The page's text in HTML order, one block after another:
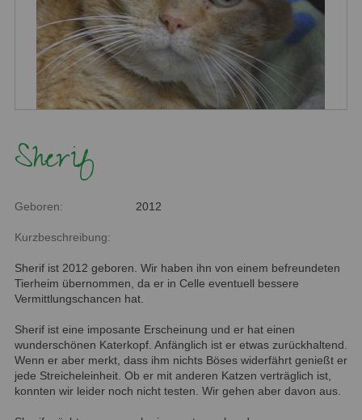
Sherif
Geboren: 2012
Kurzbeschreibung:
Sherif ist 2012 geboren. Wir haben ihn von einem befreundeten
Tierheim übernommen, da er in Celle eventuell bessere
Vermittlungschancen hat.
Sherif ist eine imposante Erscheinung und er hat einen
wunderschönen Katerkopf. Anfänglich ist er etwas zurückhaltend.
Wenn er aber merkt, dass ihm nichts Böses widerfährt genießt er
jede Streicheleinheit. Ob er mit anderen Katzen verträglich ist,
konnten wir leider noch nicht testen. Wir gehen aber davon aus.